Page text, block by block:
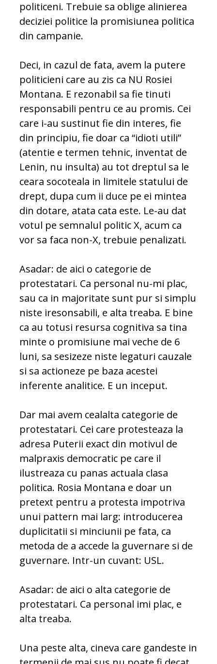
politiceni. Trebuie sa oblige alinierea
deciziei politice la promisiunea politica
din campanie.
Deci, in cazul de fata, avem la putere
politicieni care au zis ca NU Rosiei
Montana. E rezonabil sa fie tinuti
responsabili pentru ce au promis. Cei
care i-au sustinut fie din interes, fie
din principiu, fie doar ca “idioti utili”
(atentie e termen tehnic, inventat de
Lenin, nu insulta) au tot dreptul sa le
ceara socoteala in limitele statului de
drept, dupa cum ii duce pe ei mintea
din dotare, atata cata este. Le-au dat
votul pe semnalul politic X, acum ca
vor sa faca non-X, trebuie penalizati.
Asadar: de aici o categorie de
protestatari. Ca personal nu-mi plac,
sau ca in majoritate sunt pur si simplu
niste iresonsabili, e alta treaba. E bine
ca au totusi resursa cognitiva sa tina
minte o promisiune mai veche de 6
luni, sa sesizeze niste legaturi cauzale
si sa actioneze pe baza acestei
inferente analitice. E un inceput.
Dar mai avem cealalta categorie de
protestatari. Cei care protesteaza la
adresa Puterii exact din motivul de
malpraxis democratic pe care il
ilustreaza cu panas actuala clasa
politica. Rosia Montana e doar un
pretext pentru a protesta impotriva
unui pattern mai larg: introducerea
duplicitatii si minciunii pe fata, ca
metoda de a accede la guvernare si de
guvernare. Intr-un cuvant: USL.
Asadar: de aici o alta categorie de
protestatari. Ca personal imi plac, e
alta treaba.
Una peste alta, cineva care gandeste in